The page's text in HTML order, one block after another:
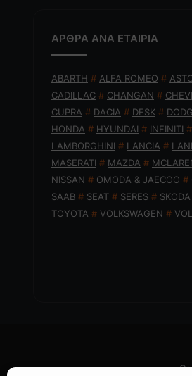
ΑΡΘΡΑ ΑΝΑ ΕΤΑΙΡΙΑ
ABARTH # ALFA ROMEO #
CADILLAC # CHANGAN #
CUPRA # DACIA # DFSK #
HONDA # HYUNDAI # INFINITI #
LAMBORGHINI # LANCIA #
MASERATI # MAZDA #
NISSAN # OMODA & JAECOO #
SAAB # SEAT # SERES # SKODA
TOYOTA # VOLKSWAGEN #